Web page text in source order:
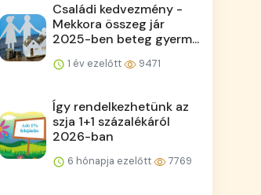
Családi kedvezmény -
Mekkora összeg jár
2025-ben beteg gyerm...
1 év ezelőtt 9471
Így rendelkezhetünk az
szja 1+1 százalékáról
2026-ban
6 hónapja ezelőtt 7769